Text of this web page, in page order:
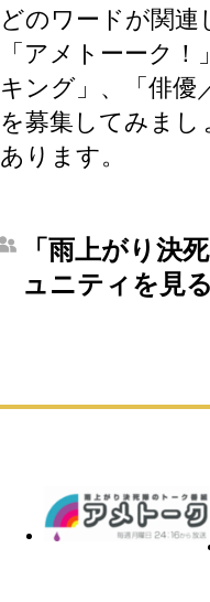
どのワードが関連
「アメトーーク
キング」、「俳優
を募集してみま
あります。
「雨上がり決
ュニティを見る